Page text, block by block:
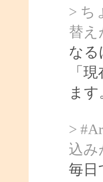
> ち
替え
なる
「
ます
>
込み
毎日